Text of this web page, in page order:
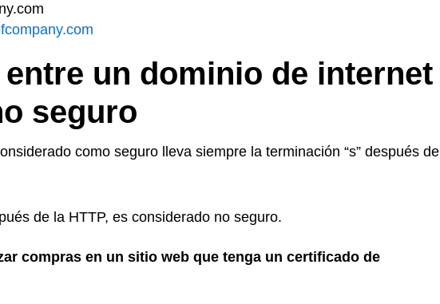
un dominio de internet
seguro
como seguro lleva siempre la terminación “s” después de
de la HTTP, es considerado no seguro.
compras en un sitio web que tenga un certificado de